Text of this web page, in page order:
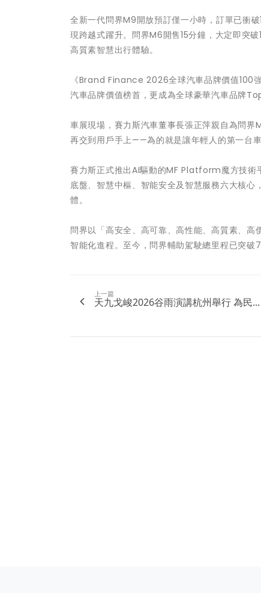
全新一代問界M9開放預訂僅一小時，訂單已衝
現跨越式躍升。問界M6開售15分鐘，大定即突
高質素智慧出行體驗。
《Brand Finance 2026全球汽車品牌價值100
汽車品牌價值榜首，更成為全球豪華汽車品牌
車展現場，賽力斯汽車董事長張正萍親自為問界
再交到用戶手上——為的就是讓年輕人的第一台
賽力斯正式推出AI驅動的MF Platform魔方技術
底盤、智慧中樞、智能安全及智慧服務六大核
體。
問界以「高安全、高可靠、高性能、高質素、
智能化進程。至今，問界輔助駕駛總里程已突破
上一篇
天九戈峻2026谷雨演講杭州舉行 為民...